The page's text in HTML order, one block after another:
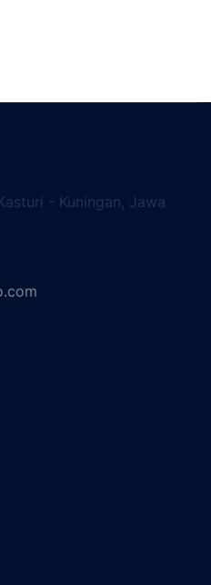
- Kuningan, Jawa